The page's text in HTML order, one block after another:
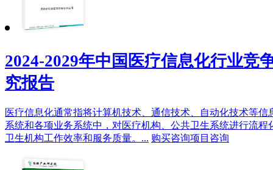
2024-2029年中国医疗信息化行业竞
究报告
医疗信息化通常指将计算机技术、通信技术、自动化技术等
系统和各项业务系统中，对医疗机构、公共卫生系统进行流
卫生机构工作效率和服务质量。... 购买咨询项目咨询